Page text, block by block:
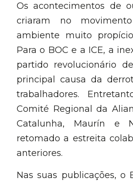
Os acontecimentos de
criaram no
ambiente muito
Para o BOC e a ICE, a
partido revolucionário
principal causa da
trabalhadores.
Comité Regional da
Catalunha, Maurín e
retomado a estreita
anteriores.
Nas suas publicações, o